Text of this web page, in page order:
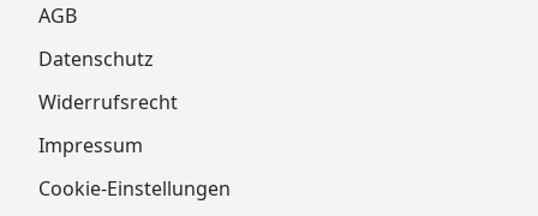
AGB
Datenschutz
Widerrufsrecht
Impressum
Cookie-Einstellungen